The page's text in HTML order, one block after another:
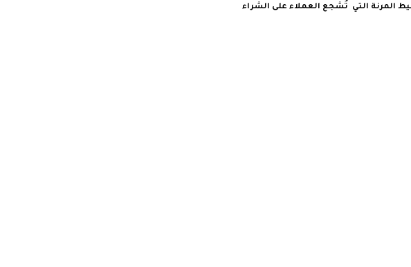
المرنة التي تُشجع العملاء على الشراء